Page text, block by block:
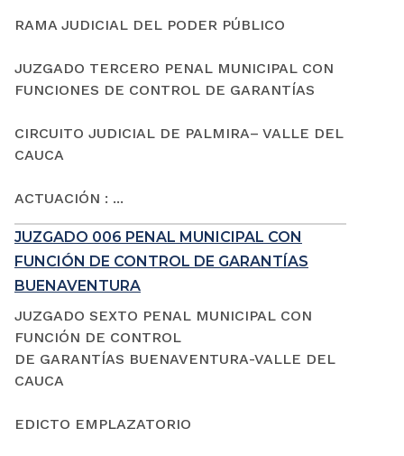
RAMA JUDICIAL DEL PODER PÚBLICO
JUZGADO TERCERO PENAL MUNICIPAL CON
FUNCIONES DE CONTROL DE GARANTÍAS
CIRCUITO JUDICIAL DE PALMIRA– VALLE DEL
CAUCA
ACTUACIÓN : ...
JUZGADO 006 PENAL MUNICIPAL CON
FUNCIÓN DE CONTROL DE GARANTÍAS
BUENAVENTURA
JUZGADO SEXTO PENAL MUNICIPAL CON
FUNCIÓN DE CONTROL
DE GARANTÍAS BUENAVENTURA-VALLE DEL
CAUCA
EDICTO EMPLAZATORIO